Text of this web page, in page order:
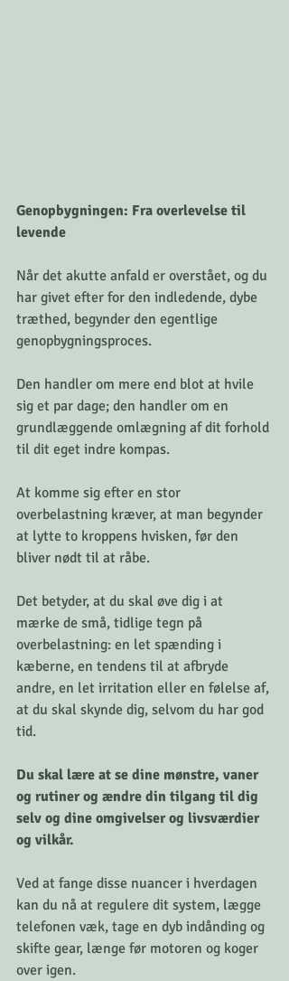
Genopbygningen: Fra overlevelse til
levende
Når det akutte anfald er overstået, og du
har givet efter for den indledende, dybe
træthed, begynder den egentlige
genopbygningsproces.
Den handler om mere end blot at hvile
sig et par dage; den handler om en
grundlæggende omlægning af dit forhold
til dit eget indre kompas.
At komme sig efter en stor
overbelastning kræver, at man begynder
at lytte to kroppens hvisken, før den
bliver nødt til at råbe.
Det betyder, at du skal øve dig i at
mærke de små, tidlige tegn på
overbelastning: en let spænding i
kæberne, en tendens til at afbryde
andre, en let irritation eller en følelse af,
at du skal skynde dig, selvom du har god
tid.
Du skal lære at se dine mønstre, vaner
og rutiner og ændre din tilgang til dig
selv og dine omgivelser og livsværdier
og vilkår.
Ved at fange disse nuancer i hverdagen
kan du nå at regulere dit system, lægge
telefonen væk, tage en dyb indånding og
skifte gear, længe før motoren og koger
over igen.